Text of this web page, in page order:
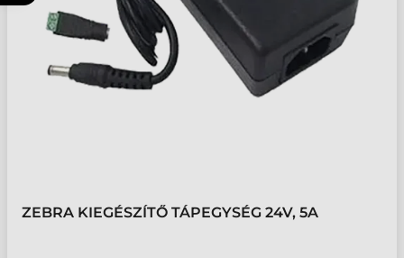
ZEBRA KIEGÉSZÍTŐ TÁPEGYSÉG 24V, 5A